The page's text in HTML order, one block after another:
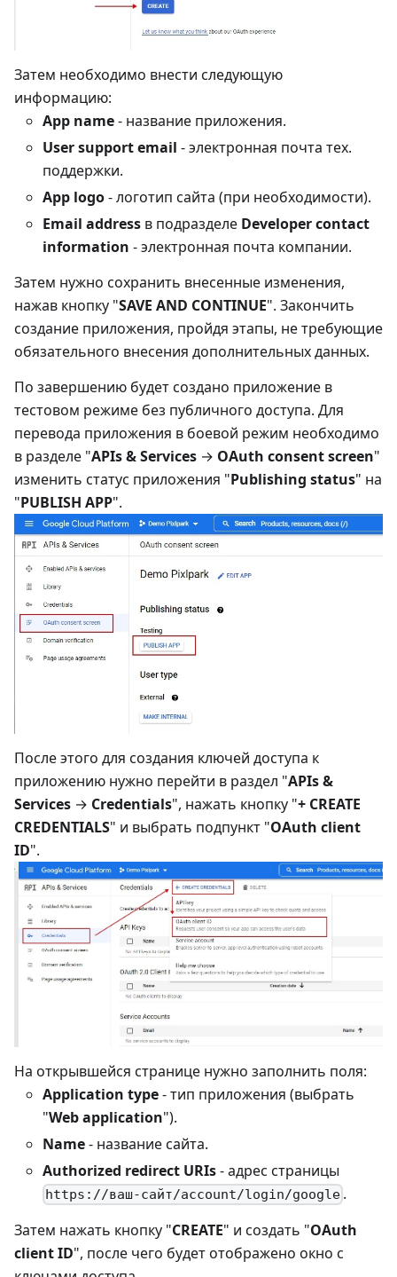
Затем необходимо внести следующую
информацию:
App name- название приложения.
User support email - электронная почта тех.
поддержки.
App logo- логотип сайта (при необходимости).
Email address в подразделе Developer contact
information - электронная почта компании.
Затем нужно сохранить внесенные изменения,
нажав кнопку "SAVE AND CONTINUE". Закончить
создание приложения, пройдя этапы, не требующие
обязательного внесения дополнительных данных.
По завершению будет создано приложение в
тестовом режиме без публичного доступа. Для
перевода приложения в боевой режим необходимо
в разделе "APIs & Services → OAuth consent screen"
изменить статус приложения "Publishing status" на
"PUBLISH APP".
После этого для создания ключей доступа к
приложению нужно перейти в раздел "APIs &
Services → Credentials", нажать кнопку "+ CREATE
CREDENTIALS" и выбрать подпункт "OAuth client
ID".
На открывшейся странице нужно заполнить поля:
Application type- тип приложения (выбрать
"Web application").
Name- название сайта.
Authorized redirect URIs- адрес страницы
https://ваш-сайт/account/login/google .
Затем нажать кнопку "CREATE" и создать "OAuth
client ID", после чего будет отображено окно с